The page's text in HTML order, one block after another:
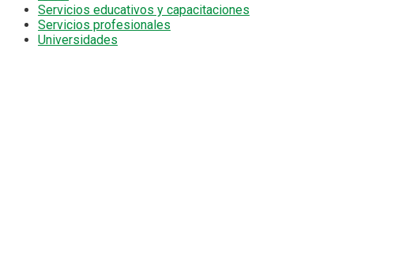
Servicios educativos y capacitaciones
Servicios profesionales
Universidades